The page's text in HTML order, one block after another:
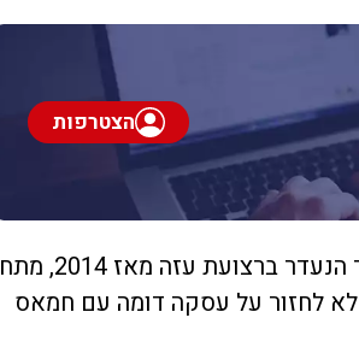
הצטרפות
צביקה מור, אביו של חייל צה"ל אברהם מור הנעדר ברצועת עזה מאז 2014, מתח
לחזור על עסקה דומה עם חמאס